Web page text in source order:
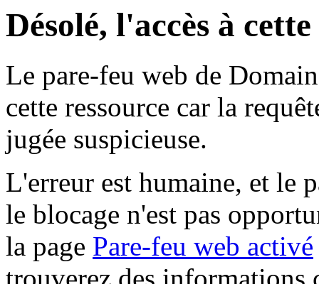
Désolé, l'accès à
Le pare-feu web de
cette ressource car la
jugée suspicieuse.
L'erreur est humaine, et le
le blocage n'est pas
la page Pare-feu web activé